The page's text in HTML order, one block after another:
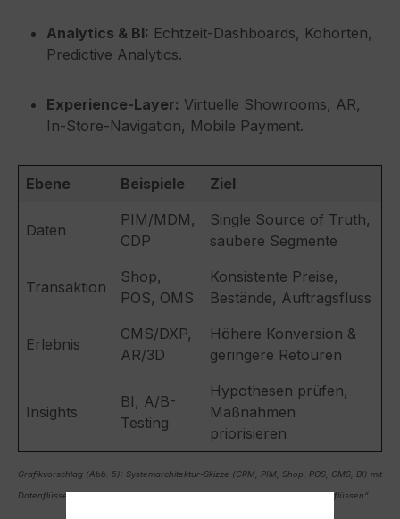
Analytics & BI: Echtzeit-Dashboards, Kohorten,
Predictive Analytics.
Experience-Layer: Virtuelle Showrooms, AR,
In-Store-Navigation, Mobile Payment.
Ebene Beispiele Ziel
Daten
PIM/MDM,
CDP
Single Source of Truth,
saubere Segmente
Transaktion
Shop,
POS, OMS
Konsistente Preise,
Bestände, Auftragsfluss
Erlebnis
CMS/DXP,
AR/3D
Höhere Konversion &
geringere Retouren
Insights
BI, A/B-
Testing
Hypothesen prüfen,
Maßnahmen
priorisieren
Grafikvorschlag (Abb. 5): Systemarchitektur-Skizze (CRM, PIM, Shop, POS, OMS, BI) mit
Datenflüssen. Alt-Text: „Omnichannel-Systemarchitektur mit zentralen Datenflüssen“.